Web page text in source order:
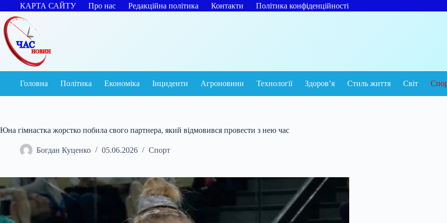
Перейти
до
вмісту
КАРТА САЙТУ Про нас Редакційна політика Контакти Політика конфіденційності
Головна Політика Економіка Інциденти Агроновини Технології Здоров’я Стиль життя Світ
Юна гімнастка жорстко побила свого партнера, який відмовився провести з нею час
Богдан Куценко 05.06.2026 Спорт